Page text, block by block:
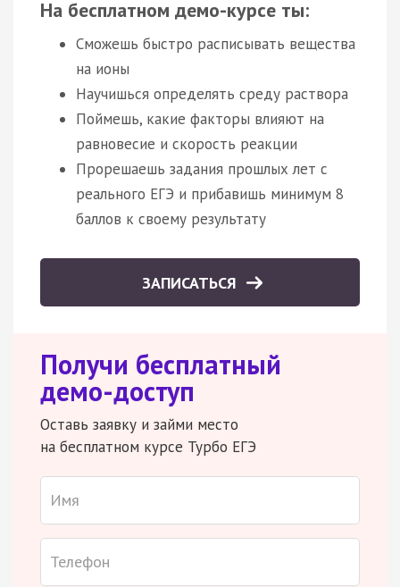
На бесплатном демо-курсе ты:
Сможешь быстро расписывать вещества
на ионы
Научишься определять среду раствора
Поймешь, какие факторы влияют на
равновесие и скорость реакции
Прорешаешь задания прошлых лет с
реального ЕГЭ и прибавишь минимум 8
баллов к своему результату
ЗАПИСАТЬСЯ
Получи бесплатный
демо-доступ
Оставь заявку и займи место
на бесплатном курсе Турбо ЕГЭ